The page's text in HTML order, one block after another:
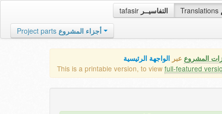
tafasir التفاسيــر Translations
Project parts أجزاء المشروع
المشروع عبر الواجهة الرئيسية
This is a printable version, to view full-featured